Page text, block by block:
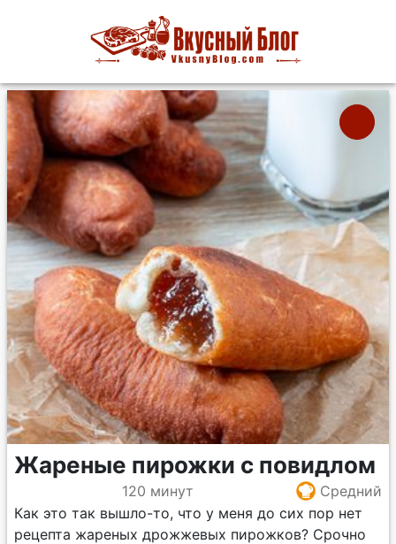
Жареные пирожки с повидлом
120 минут
Средний
Как это так вышло-то, что у меня до сих пор нет
рецепта жареных дрожжевых пирожков? Срочно